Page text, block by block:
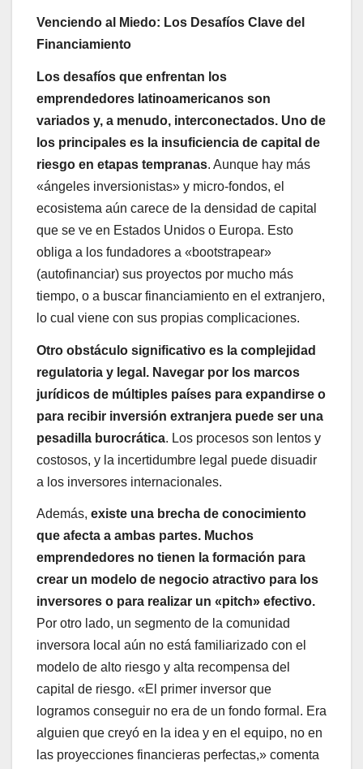
Venciendo al Miedo: Los Desafíos Clave del
Financiamiento
Los desafíos que enfrentan los
emprendedores latinoamericanos son
variados y, a menudo, interconectados. Uno de
los principales es la insuficiencia de capital de
riesgo en etapas tempranas. Aunque hay más
«ángeles inversionistas» y micro-fondos, el
ecosistema aún carece de la densidad de capital
que se ve en Estados Unidos o Europa. Esto
obliga a los fundadores a «bootstrapear»
(autofinanciar) sus proyectos por mucho más
tiempo, o a buscar financiamiento en el extranjero,
lo cual viene con sus propias complicaciones.
Otro obstáculo significativo es la complejidad
regulatoria y legal. Navegar por los marcos
jurídicos de múltiples países para expandirse o
para recibir inversión extranjera puede ser una
pesadilla burocrática. Los procesos son lentos y
costosos, y la incertidumbre legal puede disuadir
a los inversores internacionales.
Además, existe una brecha de conocimiento
que afecta a ambas partes. Muchos
emprendedores no tienen la formación para
crear un modelo de negocio atractivo para los
inversores o para realizar un «pitch» efectivo.
Por otro lado, un segmento de la comunidad
inversora local aún no está familiarizado con el
modelo de alto riesgo y alta recompensa del
capital de riesgo. «El primer inversor que
logramos conseguir no era de un fondo formal. Era
alguien que creyó en la idea y en el equipo, no en
las proyecciones financieras perfectas,» comenta